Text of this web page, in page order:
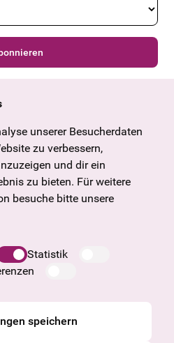
Wien
Tirol
Vorarlberg
Burgenland
Salzburg
unserer Besucherdaten
zu verbessern,
und dir ein
zu bieten. Für weitere
besuche bitte unsere
Statistik
speichern